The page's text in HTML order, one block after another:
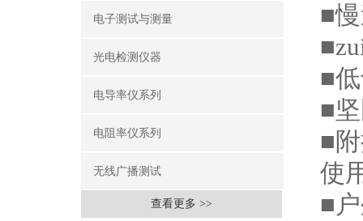
电子测试与测量
光电检测仪器
电导率仪系列
电阻率仪系列
无线广播测试
查看更多 >>
■
■
■
■
使
■